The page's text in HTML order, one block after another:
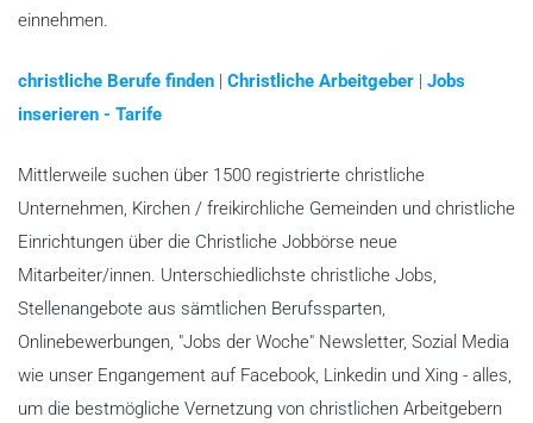
einnehmen.
christliche Berufe finden Christliche Arbeitgeber
Jobs
inserieren - Tarife
Mittlerweile suchen über 1500 registrierte christliche
Unternehmen, Kirchen / freikirchliche Gemeinden und christliche
Einrichtungen über die Christliche Jobbörse neue
Mitarbeiter/innen. Unterschiedlichste christliche Jobs,
Stellenangebote aus sämtlichen Berufssparten,
Onlinebewerbungen, "Jobs der Woche" Newsletter, Sozial Media
wie unser Engangement auf Facebook, Linkedin und Xing - alles,
um die bestmögliche Vernetzung von christlichen Arbeitgebern